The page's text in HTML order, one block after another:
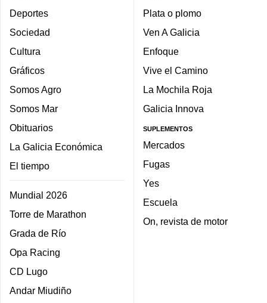
Deportes
Sociedad
Cultura
Gráficos
Somos Agro
Somos Mar
Obituarios
La Galicia Económica
El tiempo
Mundial 2026
Torre de Marathon
Grada de Río
Opa Racing
CD Lugo
Andar Miudiño
Plata o plomo
Ven A Galicia
Enfoque
Vive el Camino
La Mochila Roja
Galicia Innova
SUPLEMENTOS
Mercados
Fugas
Yes
Escuela
On, revista de motor